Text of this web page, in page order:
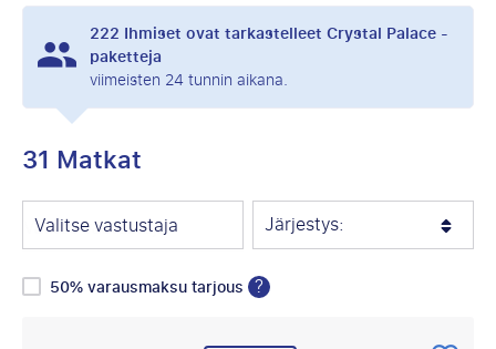
222 Ihmiset ovat tarkastelleet Crystal Palace -
paketteja
viimeisten 24 tunnin aikana.
31 Matkat
Valitse vastustaja Järjestys:
50% varausmaksu tarjous ?